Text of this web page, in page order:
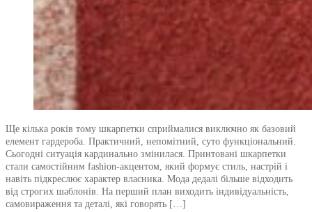
Ще кілька років тому шкарпетки сприймалися виключно як базовий
елемент гардероба. Практичний, непомітний, суто функціональний.
Сьогодні ситуація кардинально змінилася. Принтовані шкарпетки
стали самостійним fashion-акцентом, який формує стиль, настрій і
навіть підкреслює характер власника. Мода дедалі більше відходить
від строгих шаблонів. На перший план виходить індивідуальність,
самовираження та деталі, які говорять […]